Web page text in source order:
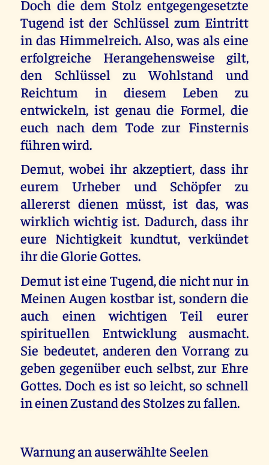
Doch die dem Stolz entgegengesetzte
Tugend ist der Schlüssel zum Eintritt
in das Himmelreich. Also, was als eine
erfolgreiche Herangehensweise gilt,
den Schlüssel zu Wohlstand und
Reichtum in diesem Leben zu
entwickeln, ist genau die Formel, die
euch nach dem Tode zur Finsternis
führen wird.
Demut, wobei ihr akzeptiert, dass ihr
eurem Urheber und Schöpfer zu
allererst dienen müsst, ist das, was
wirklich wichtig ist. Dadurch, dass ihr
eure Nichtigkeit kundtut, verkündet
ihr die Glorie Gottes.
Demut ist eine Tugend, die nicht nur in
Meinen Augen kostbar ist, sondern die
auch einen wichtigen Teil eurer
spirituellen Entwicklung ausmacht.
Sie bedeutet, anderen den Vorrang zu
geben gegenüber euch selbst, zur Ehre
Gottes. Doch es ist so leicht, so schnell
in einen Zustand des Stolzes zu fallen.
Warnung an auserwählte Seelen